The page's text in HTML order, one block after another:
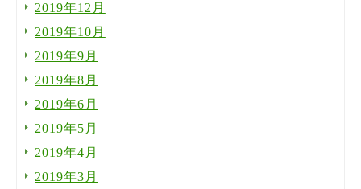
2019年12月
2019年10月
2019年9月
2019年8月
2019年6月
2019年5月
2019年4月
2019年3月